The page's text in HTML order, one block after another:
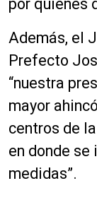
por quienes
Además, el
Prefecto
“nuestra
mayor ahincó
centros de
en donde se
medidas”.